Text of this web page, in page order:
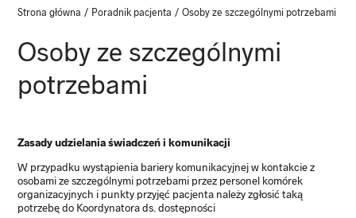
Strona główna / Poradnik pacjenta /Osoby ze szczególnymi potrzebami
Osoby ze szczególnymi
potrzebami
Zasady udzielania świadczeń i komunikacji
W przypadku wystąpienia bariery komunikacyjnej w kontakcie z
osobami ze szczególnymi potrzebami przez personel komórek
organizacyjnych i punkty przyjęć pacjenta należy zgłosić taką
potrzebę do Koordynatora ds. dostępności